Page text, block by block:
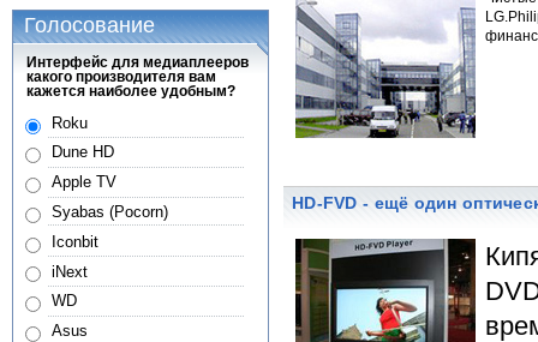
HD-FVD - ещё один
Голосование
Интерфейс для медиаплееров
какого производителя вам
кажется наиболее удобным?
Roku
Dune HD
Apple TV
Syabas (Pocorn)
Iconbit
iNext
WD
Asus